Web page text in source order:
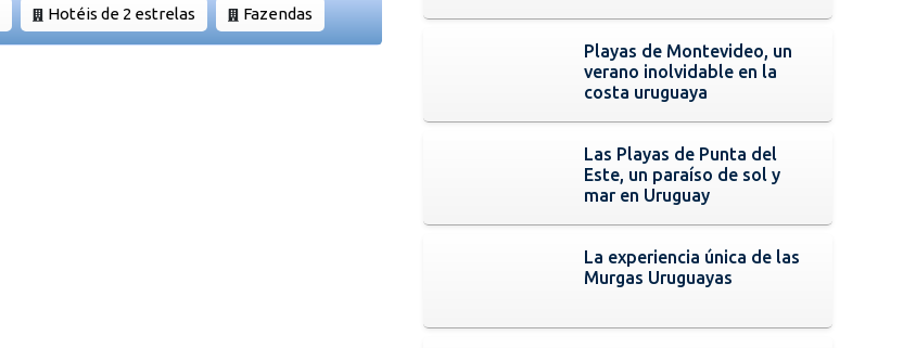
Hotéis de 2 estrelas Fazendas
Playas de Montevideo, un
verano inolvidable en la
costa uruguaya
Las Playas de Punta del
Este, un paraíso de sol y
mar en Uruguay
La experiencia única de las
Murgas Uruguayas